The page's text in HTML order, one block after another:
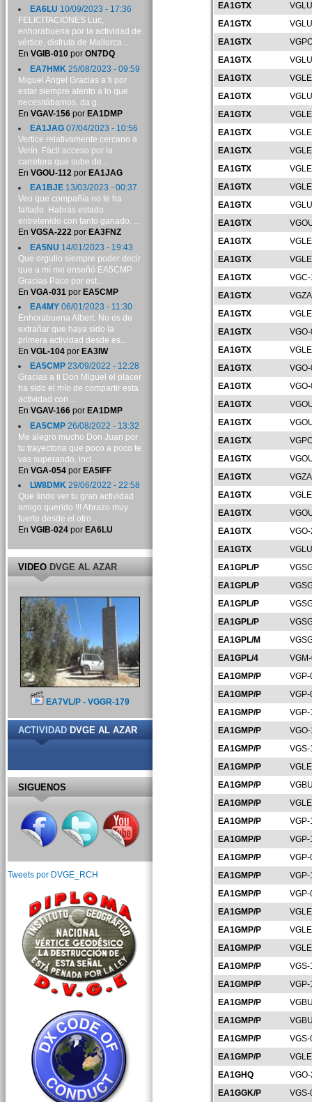
EA1GTX
EA1GTX
EA1GTX
EA1GTX
EA1GTX
EA1GTX
EA1GTX
EA1GTX
EA1GTX
EA1GTX
EA1GTX
EA1GTX
EA1GTX
EA1GTX
EA1GTX
EA1GTX
EA1GTX
EA1GTX
EA1GTX
EA1GTX
EA1GTX
EA1GTX
EA1GTX
EA1GTX
EA1GTX
EA1GTX
EA1GTX
EA1GTX
EA1GTX
EA1GTX
EA1GTX
EA1GPL/P
EA1GPL/P
EA1GPL/P
EA1GPL/P
EA1GPL/M
EA1GPL/4
EA1GMP/P
EA1GMP/P
EA1GMP/P
EA1GMP/P
EA1GMP/P
EA1GMP/P
EA1GMP/P
EA1GMP/P
EA1GMP/P
EA1GMP/P
EA1GMP/P
EA1GMP/P
EA1GMP/P
EA1GMP/P
EA1GMP/P
EA1GMP/P
EA1GMP/P
EA1GMP/P
EA1GMP/P
EA1GMP/P
EA1GMP/P
EA1GMP/P
EA1GHQ
EA1GGK/P
EA6LU 10/09/2023 - 17:36
FELICITACIONES Luc,
enhorabuena por la actividad de
vértice, disfruta de Mallorca...
En VGIB-010por ON7DQ
EA7HMK 25/08/2023 - 09:59
Miguel Angel Gracias a ti por
estar siempre atento a lo que
necesitábamos, da g...
En VGAV-156por EA1DMP
EA1JAG07/04/2023 - 10:56
Vertice relativamente cercano a
Verín. Fácil acceso por la
carretera que sube de...
En VGOU-112por EA1JAG
EA1BJE13/03/2023 - 00:37
Veo que compañía no te ha
faltado. Habrás estado
entretenido con tanto ganado. ...
En VGSA-222por EA3FNZ
EA5NU 14/01/2023 - 19:43
Que orgullo siempre poder decir
que a mí me enseñó EA5CMP.
Gracias Paco por est...
En VGA-031 por EA5CMP
EA4MY06/01/2023 - 11:30
Enhorabuena Albert. No es de
extrañar que haya sido la
primera actividad desde es...
En VGL-104por EA3IW
EA5CMP23/09/2022 - 12:28
Gracias a ti Don Miguel el placer
ha sido el mío de compartir esta
actividad con ...
En VGAV-166por EA1DMP
EA5CMP26/08/2022 - 13:32
Me alegro mucho Don Juan por
tu trayectoria que poco a poco te
vas superando, incl...
En VGA-054por EA5IFF
LW8DMK29/06/2022 - 22:58
Que lindo ver tu gran actividad
amigo querido !!! Abrazo muy
fuerte desde el otro...
En VGIB-024por EA6LU
VIDEODVGE AL AZAR
EA7VL/P - VGGR-179
ACTIVIDADDVGE AL AZAR
SIGUENOS
Tweets por DVGE_RCH